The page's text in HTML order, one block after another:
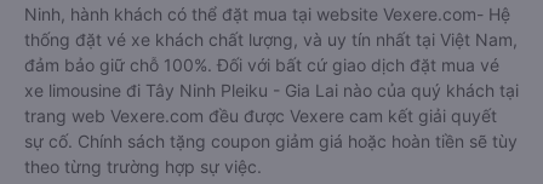
Ninh, hành khách có thể đặt mua tại website Vexere.com- Hệ
thống đặt vé xe khách chất lượng, và uy tín nhất tại Việt Nam,
đảm bảo giữ chỗ 100%. Đối với bất cứ giao dịch đặt mua vé
xe limousine đi Tây Ninh Pleiku - Gia Lai nào của quý khách tại
trang web Vexere.com đều được Vexere cam kết giải quyết
sự cố. Chính sách tặng coupon giảm giá hoặc hoàn tiền sẽ tùy
theo từng trường hợp sự việc.